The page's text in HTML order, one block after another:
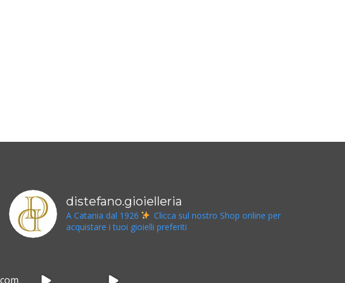
distefano.gioielleria
A Catania dal 1926
Clicca sul nostro Shop online per
acquistare i tuoi gioielli preferiti